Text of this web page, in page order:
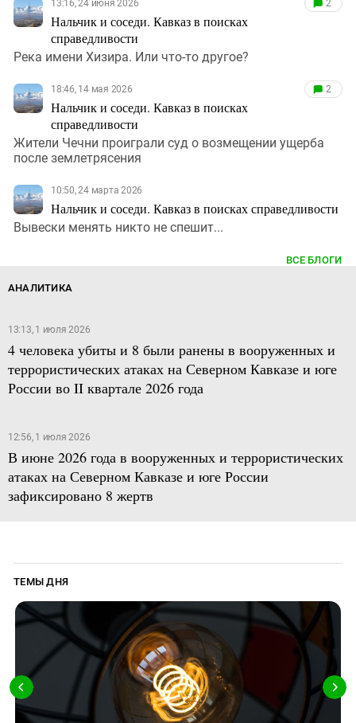
13:16, 24 июня 2026
Нальчик и соседи. Кавказ в поисках
справедливости
2
Река имени Хизира. Или что-то другое?
18:46, 14 мая 2026
Нальчик и соседи. Кавказ в поисках
справедливости
2
Жители Чечни проиграли суд о возмещении ущерба
после землетрясения
10:50, 24 марта 2026
Нальчик и соседи. Кавказ в поисках справедливости
Вывески менять никто не спешит...
ВСЕ БЛОГИ
АНАЛИТИКА
13:13, 1 июля 2026
4 человека убиты и 8 были ранены в вооруженных и
террористических атаках на Северном Кавказе и юге
России во II квартале 2026 года
12:56, 1 июля 2026
В июне 2026 года в вооруженных и террористических
атаках на Северном Кавказе и юге России
зафиксировано 8 жертв
ТЕМЫ ДНЯ